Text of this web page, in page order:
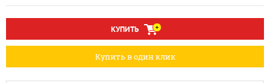
КУПИТЬ
Купить в один клик